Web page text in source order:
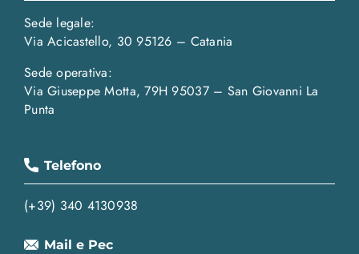
Sede legale:
Via Acicastello, 30 95126 – Catania
Sede operativa:
Via Giuseppe Motta, 79H 95037 – San Giovanni La
Punta
Telefono
(+39) 340 4130938
Mail e Pec